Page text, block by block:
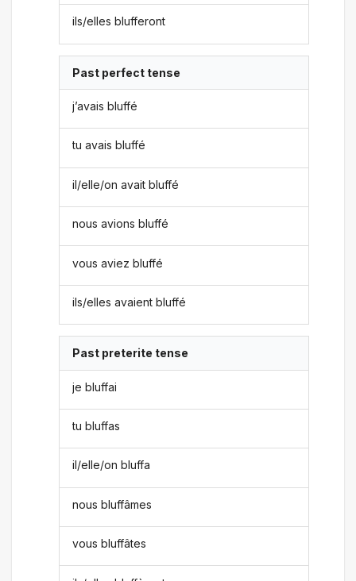
ils/elles blufferont
Past perfect tense
j’avais bluffé
tu avais bluffé
il/elle/on avait bluffé
nous avions bluffé
vous aviez bluffé
ils/elles avaient bluffé
Past preterite tense
je bluffai
tu bluffas
il/elle/on bluffa
nous bluffâmes
vous bluffâtes